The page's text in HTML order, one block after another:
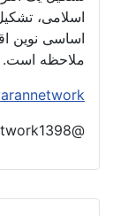
اسلامی،
اساسی نوین
ملاحظه است.
@iranyarannetwork1398 تلگرام